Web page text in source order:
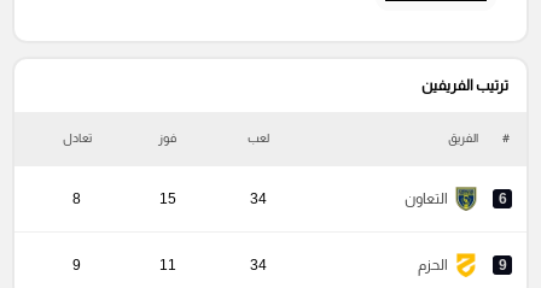
ترتيب الفريفين
# الفريق لعب فوز تعادل
6 التعاون 34
15
8
9 الحزم 34
11
9